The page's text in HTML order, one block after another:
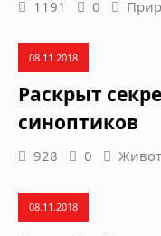
1191 0
08.11.2018
Раскрыт
синоптиков
928 0
08.11.2018